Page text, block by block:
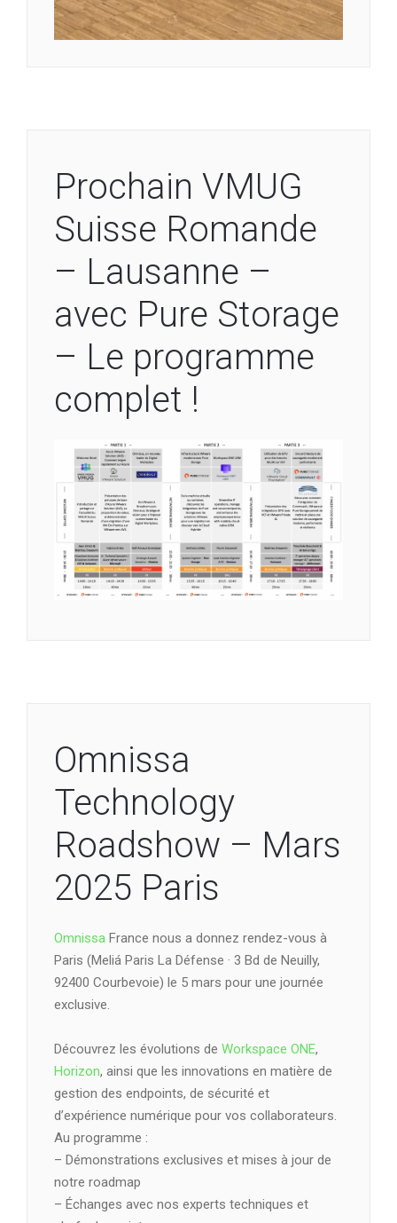
Prochain VMUG
Suisse Romande
– Lausanne –
avec Pure Storage
– Le programme
complet !
Omnissa
Technology
Roadshow – Mars
2025 Paris
Omnissa France nous a donnez rendez-vous à
Paris (Meliá Paris La Défense · 3 Bd de Neuilly,
92400 Courbevoie) le 5 mars pour une journée
exclusive.
Découvrez les évolutions de Workspace ONE,
Horizon, ainsi que les innovations en matière de
gestion des endpoints, de sécurité et
d’expérience numérique pour vos collaborateurs.
Au programme :
– Démonstrations exclusives et mises à jour de
notre roadmap
– Échanges avec nos experts techniques et